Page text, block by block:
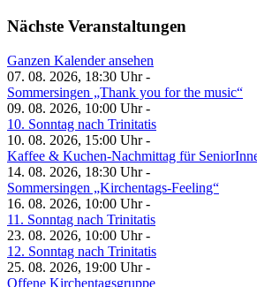
Nächste Veranstaltungen
Ganzen Kalender ansehen
07. 08. 2026, 18:30 Uhr -
Sommersingen „Thank you for the music“
09. 08. 2026, 10:00 Uhr -
10. Sonntag nach Trinitatis
10. 08. 2026, 15:00 Uhr -
Kaffee & Kuchen-Nachmittag für
14. 08. 2026, 18:30 Uhr -
Sommersingen „Kirchentags-Feeling“
16. 08. 2026, 10:00 Uhr -
11. Sonntag nach Trinitatis
23. 08. 2026, 10:00 Uhr -
12. Sonntag nach Trinitatis
25. 08. 2026, 19:00 Uhr -
Offene Kirchentagsgruppe